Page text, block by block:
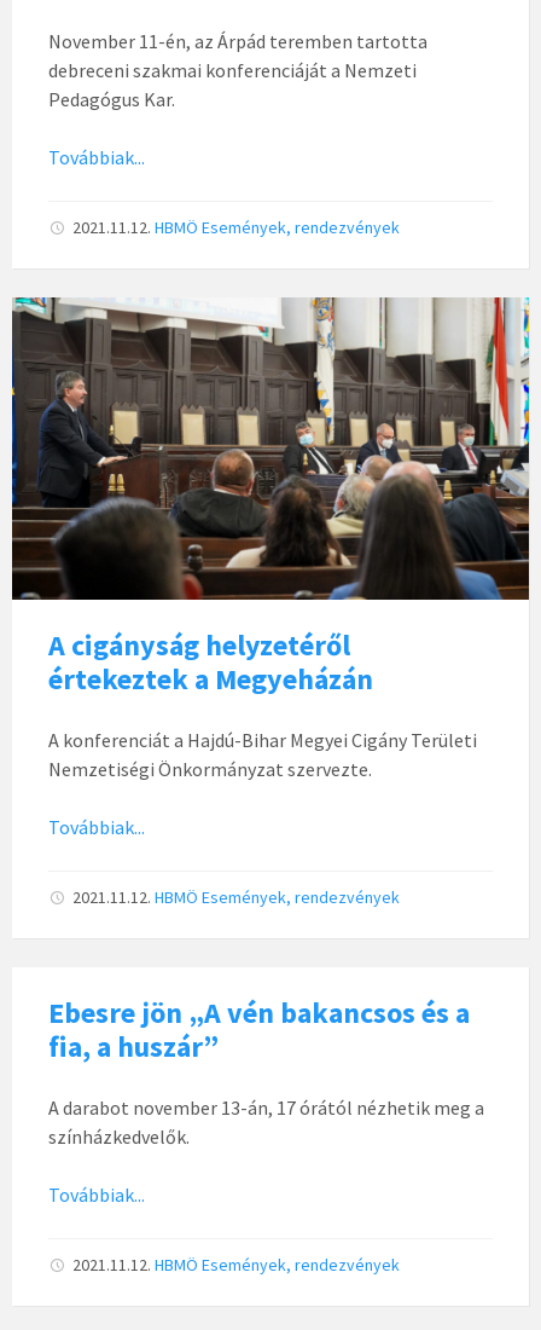
November 11-én, az Árpád teremben tartotta
debreceni szakmai konferenciáját a Nemzeti
Pedagógus Kar.
Továbbiak...
2021.11.12. HBMÖ Események, rendezvények
A cigányság helyzetéről
értekeztek a Megyeházán
A konferenciát a Hajdú-Bihar Megyei Cigány Területi
Nemzetiségi Önkormányzat szervezte.
Továbbiak...
2021.11.12. HBMÖ Események, rendezvények
Ebesre jön „A vén bakancsos és a
fia, a huszár”
A darabot november 13-án, 17 órától nézhetik meg a
színházkedvelők.
Továbbiak...
2021.11.12. HBMÖ Események, rendezvények